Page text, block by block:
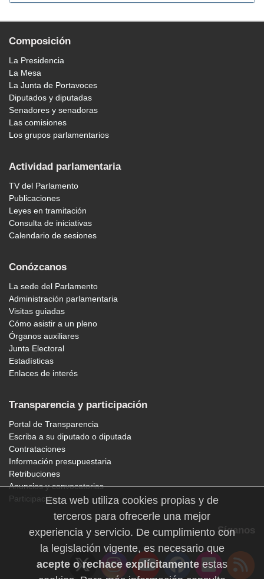
Composición
La Presidencia
La Mesa
La Junta de Portavoces
Diputados y diputadas
Senadores y senadoras
Las comisiones
Los grupos parlamentarios
Actividad parlamentaria
TV del Parlamento
Publicaciones
Leyes en tramitación
Consulta de iniciativas
Calendario de sesiones
Conózcanos
La sede del Parlamento
Administración parlamentaria
Visitas guiadas
Cómo asistir a un pleno
Órganos auxiliares
Junta Electoral
Estadísticas
Enlaces de interés
Transparencia y participación
Portal de Transparencia
Escriba a su diputado o diputada
Contrataciones
Información presupuestaria
Retribuciones
Anuncios y convocatorias
Participación
Síganos
Esta web utiliza cookies propias y de
terceros para ofrecerle una mejor
experiencia y servicio. De cumplimiento con
la legislación vigente, es necesario que
acepte o rechace explícitamente estas